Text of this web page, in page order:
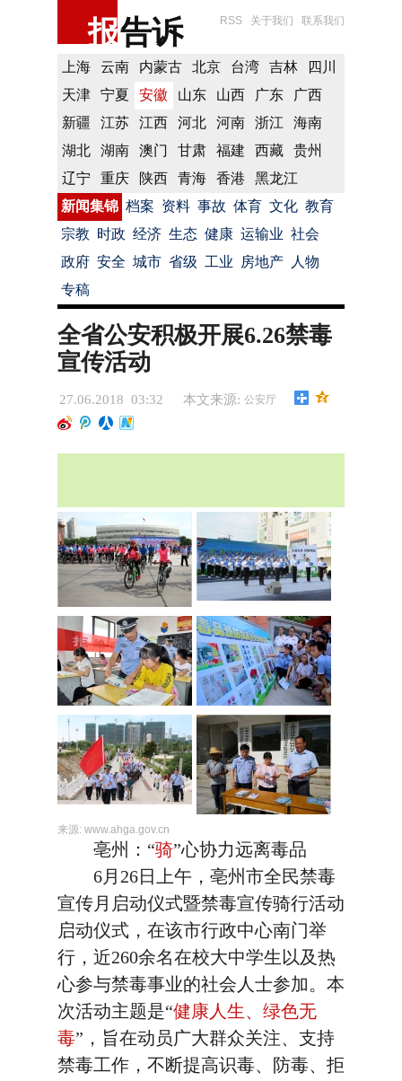
报告诉 RSS 关于我们 联系我们
上海 云南 内蒙古 北京 台湾 吉林
四川
天津
宁夏 安徽 山东 山西 广东
广西
新疆
江苏 江西 河北 河南 浙江
海南
湖北
湖南 澳门 甘肃 福建 西藏
贵州
辽宁
重庆 陕西 青海 香港
黑龙江
新闻集锦 档案 资料 事故 体育 文化 教育
宗教 时政 经济 生态 健康 运输业 社会
政府 安全 城市 省级 工业 房地产
人物
专稿
全省公安积极开展6.26禁毒
宣传活动
27.06.2018 03:32 本文来源: 公安厅
来源: www.ahga.gov.cn
亳州：“骑”心协力远离毒品
6月26日上午，亳州市全民禁毒
宣传月启动仪式暨禁毒宣传骑行活动
启动仪式，在该市行政中心南门举
行，近260余名在校大中学生以及热
心参与禁毒事业的社会人士参加。本
次活动主题是“健康人生、绿色无
毒”，旨在动员广大群众关注、支持
禁毒工作，不断提高识毒、防毒、拒